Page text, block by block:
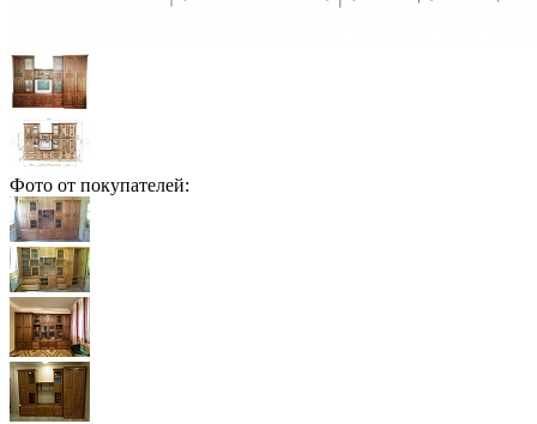
Фото от покупателей: